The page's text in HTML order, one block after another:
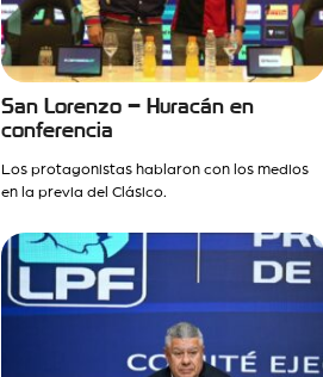
San Lorenzo – Huracán en
conferencia
Los protagonistas hablaron con los medios
en la previa del Clásico.